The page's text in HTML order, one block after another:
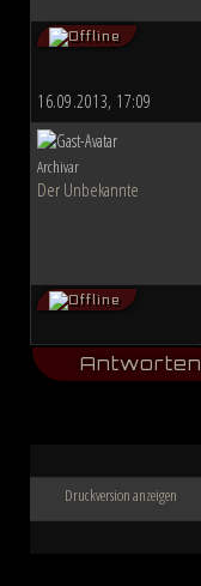
16.09.2013, 17:09
Archivar
Der Unbekannte
Antworten
Druckversion anzeigen